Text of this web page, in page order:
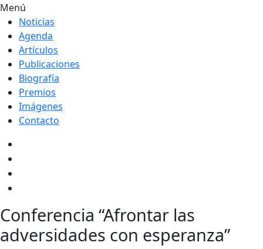
Menú
Noticias
Agenda
Artículos
Publicaciones
Biografía
Premios
Imágenes
Contacto
Conferencia “Afrontar las
adversidades con esperanza”